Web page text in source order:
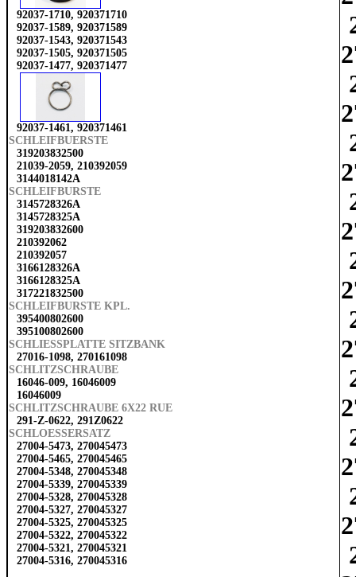
92037-1710, 920371710
92037-1589, 920371589
92037-1543, 920371543
92037-1505, 920371505
92037-1477, 920371477
92037-1461, 920371461
SCHLEIFBUERSTE
319203832500
21039-2059, 210392059
3144018142A
SCHLEIFBURSTE
3145728326A
3145728325A
319203832600
210392062
210392057
3166128326A
3166128325A
317221832500
SCHLEIFBURSTE KPL.
395400802600
395100802600
SCHLIESSPLATTE SITZBANK
27016-1098, 270161098
SCHLITZSCHRAUBE
16046-009, 16046009
16046009
SCHLITZSCHRAUBE 6X22 RUE
291-Z-0622, 291Z0622
SCHLOESSERSATZ
27004-5473, 270045473
27004-5465, 270045465
27004-5348, 270045348
27004-5339, 270045339
27004-5328, 270045328
27004-5327, 270045327
27004-5325, 270045325
27004-5322, 270045322
27004-5321, 270045321
27004-5316, 270045316